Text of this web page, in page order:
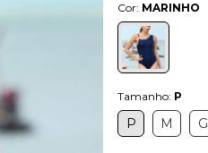
Cor: MARINHO
Tamanho: P
P M G